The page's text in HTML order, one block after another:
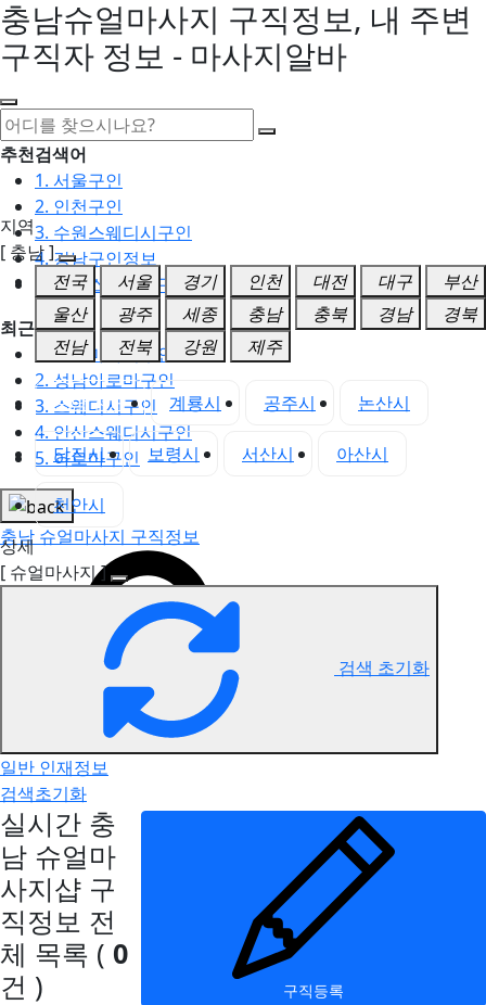
충남슈얼마사지 구직정보, 내 주변
구직자 정보 - 마사지알바
추천검색어
1. 서울구인
2. 인천구인
3. 수원스웨디시구인
4. 강남구인정보
5. 동탄스웨디시구인
최근검색어
1. 일산마사지구인
2. 성남아로마구인
3. 스웨디시구인
4. 안산스웨디시구인
5. 아로마구인
충남 슈얼마사지 구직정보
지역
[ 충남 ]
전국
서울 경기 인천 대전 대구
부산
울산
광주 세종 충남 충북 경남
경북
전남
전북 강원 제주
충남 전체 계룡시 공주시 논산시
당진시 보령시 서산시 아산시
천안시
상세
[ 슈얼마사지 ]
검색 초기화
일반 인재정보
검색초기화
실시간 충
남 슈얼마
사지샵 구
직정보 전
체 목록 ( 0
건 )
구직등록